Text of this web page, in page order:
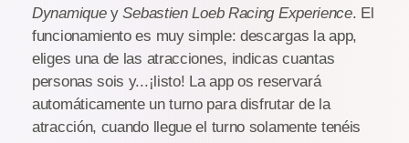
Dynamique ySebastien Loeb Racing Experience. El
funcionamiento es muy simple: descargas la app,
eliges una de las atracciones, indicas cuantas
personas sois y...¡listo! La app os reservará
automáticamente un turno para disfrutar de la
atracción, cuando llegue el turno solamente tenéis